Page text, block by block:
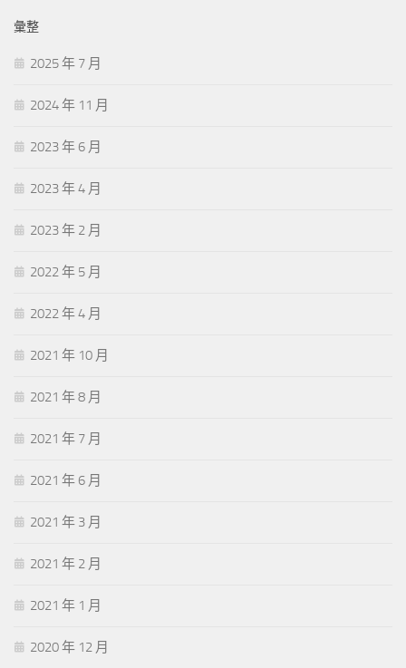
彙整
2025 年 7 月
2024 年 11 月
2023 年 6 月
2023 年 4 月
2023 年 2 月
2022 年 5 月
2022 年 4 月
2021 年 10 月
2021 年 8 月
2021 年 7 月
2021 年 6 月
2021 年 3 月
2021 年 2 月
2021 年 1 月
2020 年 12 月